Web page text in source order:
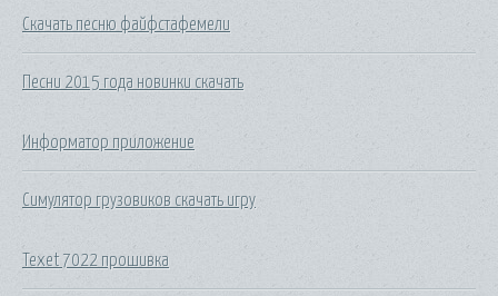
Скачать песню файфстафемели
Песни 2015 года новинки скачать
Информатор приложение
Симулятор грузовиков скачать игру
Texet 7022 прошивка